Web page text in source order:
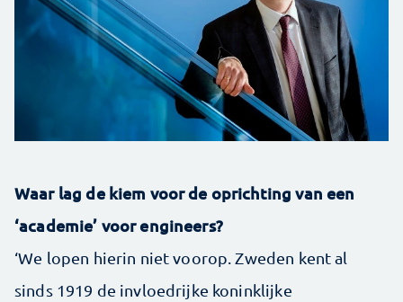
Waar lag de kiem voor de oprichting van een
‘academie’ voor engineers?
‘We lopen hierin niet voorop. Zweden kent al
sinds 1919 de invloedrijke koninklijke